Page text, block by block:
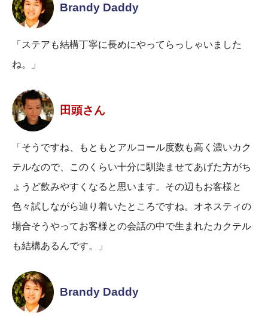
Brandy Daddy
「ステアも結構丁寧に長めにやってらっしゃいました
ね。」
田頭さん
「そうですね、もともとアルコール度数も高く濃いカク
テルなので、このくらい十分に馴染ませてあげた方がち
ょうど飲みやすくなると思います。その辺もお客様と
色々試しながら辿り着いたところですね。オネスティの
場合そうやってお客様との会話の中で生まれたカクテル
も結構あるんです。」
Brandy Daddy